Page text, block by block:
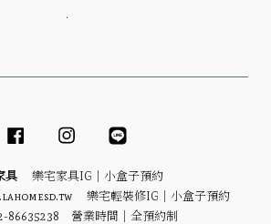
．
Facebook Instagram
具 樂宅家具IG｜ 小盒子預約
樂宅輕裝修IG｜ 小盒子預約
86635238 營業時間｜全預約制